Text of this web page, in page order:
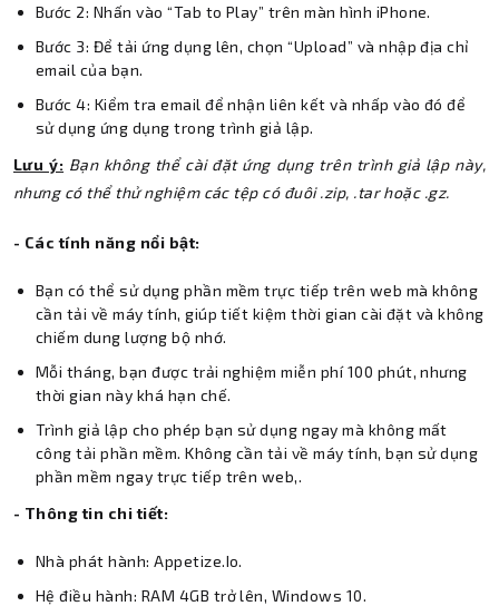
Bước 2: Nhấn vào “Tab to Play” trên màn hình iPhone.
Bước 3: Để tải ứng dụng lên, chọn “Upload” và nhập địa chỉ
email của bạn.
Bước 4: Kiểm tra email để nhận liên kết và nhấp vào đó để
sử dụng ứng dụng trong trình giả lập.
Lưu ý: Bạn không thể cài đặt ứng dụng trên trình giả lập này,
nhưng có thể thử nghiệm các tệp có đuôi .zip, .tar hoặc .gz.
- Các tính năng nổi bật:
Bạn có thể sử dụng phần mềm trực tiếp trên web mà không
cần tải về máy tính, giúp tiết kiệm thời gian cài đặt và không
chiếm dung lượng bộ nhớ.
Mỗi tháng, bạn được trải nghiệm miễn phí 100 phút, nhưng
thời gian này khá hạn chế.
Trình giả lập cho phép bạn sử dụng ngay mà không mất
công tải phần mềm. Không cần tải về máy tính, bạn sử dụng
phần mềm ngay trực tiếp trên web,.
- Thông tin chi tiết:
Nhà phát hành: Appetize.Io.
Hệ điều hành: RAM 4GB trở lên, Windows 10.